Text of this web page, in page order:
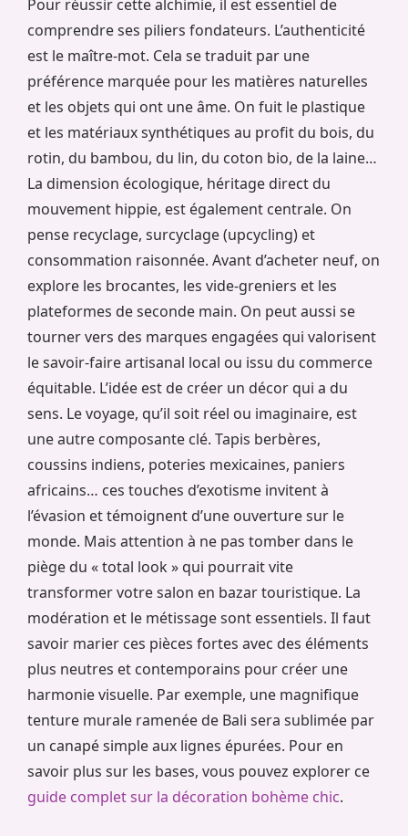
Pour réussir cette alchimie, il est essentiel de
comprendre ses piliers fondateurs. L’authenticité
est le maître-mot. Cela se traduit par une
préférence marquée pour les matières naturelles
et les objets qui ont une âme. On fuit le plastique
et les matériaux synthétiques au profit du bois, du
rotin, du bambou, du lin, du coton bio, de la laine…
La dimension écologique, héritage direct du
mouvement hippie, est également centrale. On
pense recyclage, surcyclage (upcycling) et
consommation raisonnée. Avant d’acheter neuf, on
explore les brocantes, les vide-greniers et les
plateformes de seconde main. On peut aussi se
tourner vers des marques engagées qui valorisent
le savoir-faire artisanal local ou issu du commerce
équitable. L’idée est de créer un décor qui a du
sens. Le voyage, qu’il soit réel ou imaginaire, est
une autre composante clé. Tapis berbères,
coussins indiens, poteries mexicaines, paniers
africains… ces touches d’exotisme invitent à
l’évasion et témoignent d’une ouverture sur le
monde. Mais attention à ne pas tomber dans le
piège du « total look » qui pourrait vite
transformer votre salon en bazar touristique. La
modération et le métissage sont essentiels. Il faut
savoir marier ces pièces fortes avec des éléments
plus neutres et contemporains pour créer une
harmonie visuelle. Par exemple, une magnifique
tenture murale ramenée de Bali sera sublimée par
un canapé simple aux lignes épurées. Pour en
savoir plus sur les bases, vous pouvez explorer ce
guide complet sur la décoration bohème chic.